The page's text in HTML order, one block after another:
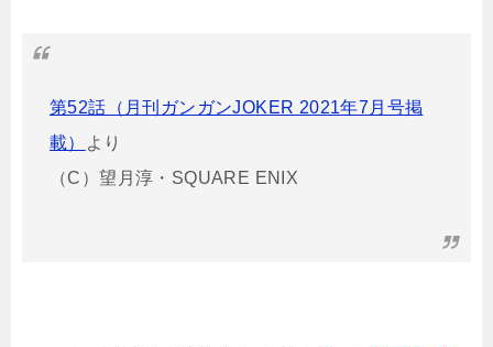
第52話（月刊ガンガンJOKER 2021年7月号掲
載）
より
（C）望月淳・SQUARE ENIX